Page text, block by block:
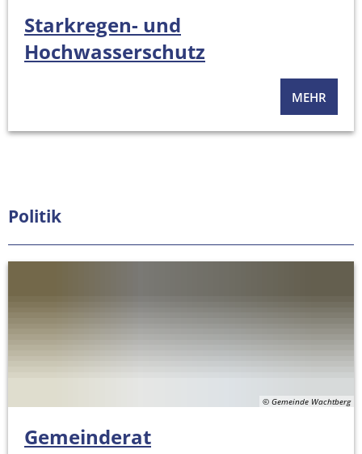
Starkregen- und
Hochwasserschutz
MEHR
Politik
© Gemeinde Wachtberg
Gemeinderat